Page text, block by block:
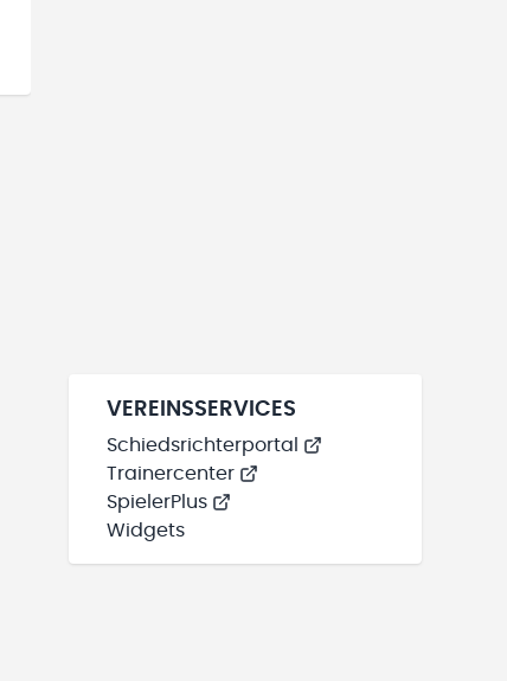
VEREINSSERVICES
Schiedsrichterportal
Trainercenter
SpielerPlus
Widgets